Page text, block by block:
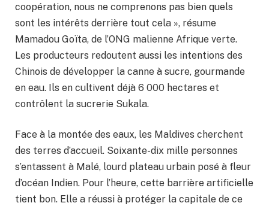
coopération, nous ne comprenons pas bien quels
sont les intérêts derrière tout cela », résume
Mamadou Goïta, de l’ONG malienne Afrique verte.
Les producteurs redoutent aussi les intentions des
Chinois de développer la canne à sucre, gourmande
en eau. Ils en cultivent déjà 6 000 hectares et
contrôlent la sucrerie Sukala.
Face à la montée des eaux, les Maldives cherchent
des terres d’accueil. Soixante-dix mille personnes
s’entassent à Malé, lourd plateau urbain posé à fleur
d’océan Indien. Pour l’heure, cette barrière artificielle
tient bon. Elle a réussi à protéger la capitale de ce